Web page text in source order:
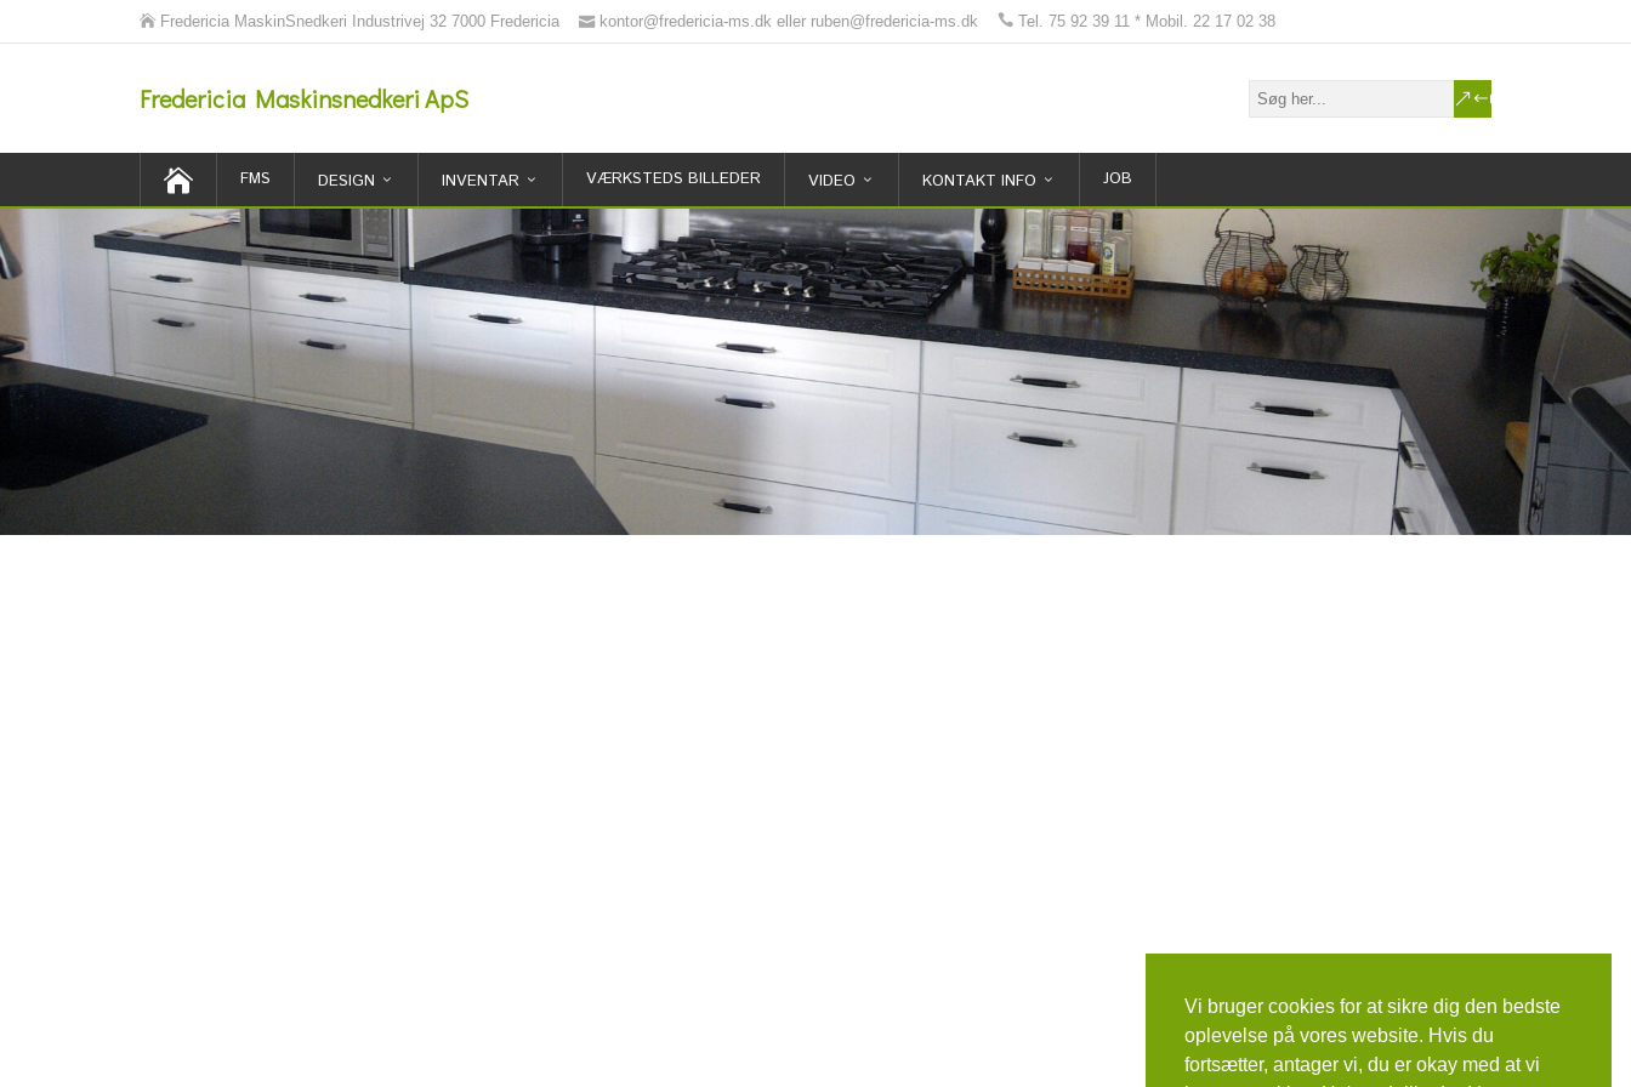
Fredericia MaskinSnedkeri Industrivej 32 7000 Fredericia kontor@fredericia-ms.dk eller ruben@fredericia-ms.dk Tel. 75 92 39 11 * Mobil. 22 17 02 38
Fredericia Maskinsnedkeri ApS
FMS DESIGN INVENTAR VÆRKSTEDS BILLEDER VIDEO KONTAKT INFO JOB
Vi bruger cookies for at sikre dig den bedste
oplevelse på vores website. Hvis du
fortsætter, antager vi, du er okay med at vi